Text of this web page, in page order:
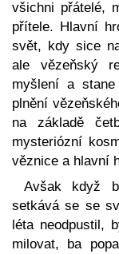
všichni přátelé,
přítele. Hlavní
svět, kdy sice
ale vězeňský
myšlení a
plnění
na základě
mysteriózní
věznice a hlavní
Avšak když
setkává se se
léta neodpustil,
milovat, ba